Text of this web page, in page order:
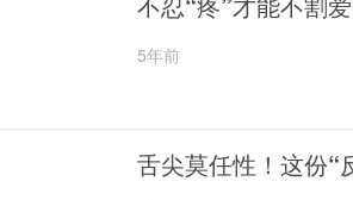
5年前
舌尖莫任性！这份“